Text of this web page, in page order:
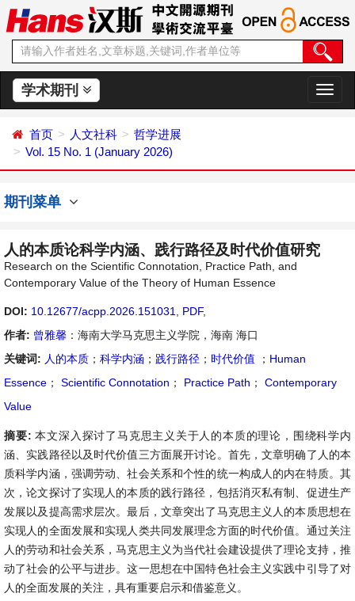
学术期刊
切
换
首页 人文社科
哲学进展
Vol. 15 No. 1 (January 2026)
期刊菜单
人的本质论科学内涵、践行路径及时代价值研究
Research on the Scientific Connotation, Practice Path, and
Contemporary Value of the Theory of Human Essence
DOI: 10.12677/acpp.2026.151031 PDF,
作者: 曾雅馨 ：海南大学马克思主义学院，海南 海口
关键词: 人的本质 ； 科学内涵 ； 践行路径 ； 时代价值 ； Human
Essence ； Scientific Connotation ； Practice Path ；
Contemporary
Value
摘要:本文深入探讨了马克思主义关于人的本质的理论，围绕科学内
涵、实践路径以及时代价值三方面展开讨论。首先，文章明确了人的本
质科学内涵，强调劳动、社会关系和个性的统一构成人的内在特质。其
次，论文探讨了实现人的本质的践行路径，包括消灭私有制、促进生产
发展以及提高需求层次。最后，文章突出了马克思主义人的本质思想在
实现人的全面发展和实现人类共同发展理念方面的时代价值。通过关注
人的劳动和社会关系，马克思主义为当代社会建设提供了理论支持，推
动了社会的公平与进步。这一思想在中国特色社会主义实践中引导了对
人的全面发展的关注，具有重要启示和借鉴意义。